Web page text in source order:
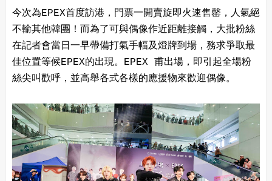
今次為EPEX首度訪港，門票一開賣旋即火速售罄，人氣絕
不輸其他韓團！而為了可與偶像作近距離接觸，大批粉絲
在記者會當日一早帶備打氣手幅及燈牌到場，務求爭取最
佳位置等候EPEX的出現。EPEX 甫出場，即引起全場粉
絲尖叫歡呼，並高舉各式各樣的應援物來歡迎偶像。